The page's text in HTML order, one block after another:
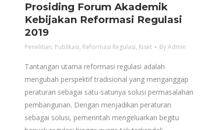
Prosiding Forum Akademik
Kebijakan Reformasi Regulasi
2019
Penelitian, Publikasi, Reformasi Regulasi, Riset ByAdmin
Tantangan utama reformasi regulasi adalah
mengubah perspektif tradisional yang menganggap
peraturan sebagai satu-satunya solusi permasalahan
pembangunan. Dengan menjadikan peraturan
sebagai solusi, pemerintah mengeluarkan begitu